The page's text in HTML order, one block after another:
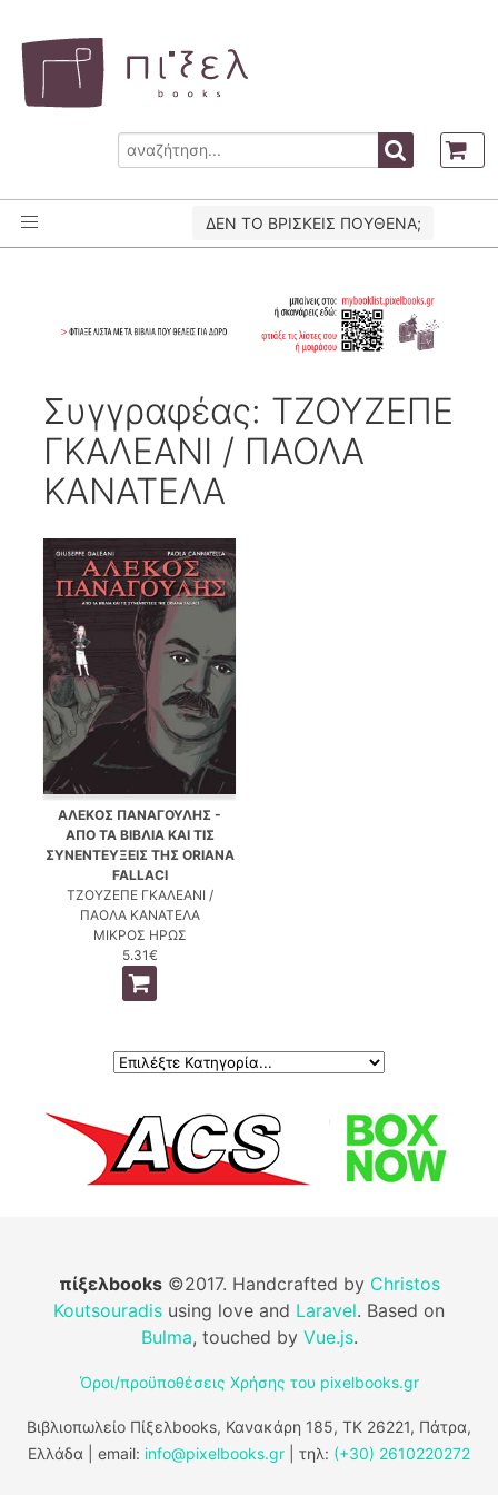
ΔΕΝ ΤΟ ΒΡΙΣΚΕΙΣ ΠΟΥΘΕΝΑ;
Συγγραφέας: ΤΖΟΥΖΕΠΕ
ΓΚΑΛΕΑΝΙ / ΠΑΟΛΑ
ΚΑΝΑΤΕΛΑ
ΑΛΕΚΟΣ ΠΑΝΑΓΟΥΛΗΣ -
ΑΠΟ ΤΑ ΒΙΒΛΙΑ ΚΑΙ ΤΙΣ
ΣΥΝΕΝΤΕΥΞΕΙΣ ΤΗΣ ORIANA
FALLACI
ΤΖΟΥΖΕΠΕ ΓΚΑΛΕΑΝΙ /
ΠΑΟΛΑ ΚΑΝΑΤΕΛΑ
ΜΙΚΡΟΣ ΗΡΩΣ
5.31€
πίξελbooks©2017. Handcrafted by Christos
Koutsouradis using love and Laravel. Based on
Bulma, touched by Vue.js.
Όροι/προϋποθέσεις Χρήσης του pixelbooks.gr
Βιβλιοπωλείο Πίξελbooks, Κανακάρη 185, ΤΚ 26221, Πάτρα,
Ελλάδα | email: info@pixelbooks.gr | τηλ: (+30) 2610220272